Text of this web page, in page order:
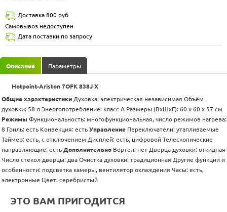
Доставка 800 руб
Самовывоз недоступен
Дата поставки по запросу
Описание Параметры
Hotpoint-Ariston 7OFK 838J X
Общие характеристики Духовка: электрическая независимая Объём
духовки: 58 л Энергопотребление: класс А Размеры (ВхШхГ): 60 х 60 x 57 см
Режимы Функциональность: многофункциональная, число режимов нагрева:
8 Гриль: есть Конвекция: есть Управление Переключатели: утапливаемые
Таймер: есть, с отключением Дисплей: есть, цифровой Телескопические
направляющие: есть Дополнительно Вертел: нет Дверца духовки: откидная
Число стекол дверцы: два Очистка духовки: традиционная Другие функции и
особенности: подсветка камеры, вентилятор охлаждения Часы: есть,
электронные Цвет: серебристый
ЭТО ВАМ ПРИГОДИТСЯ